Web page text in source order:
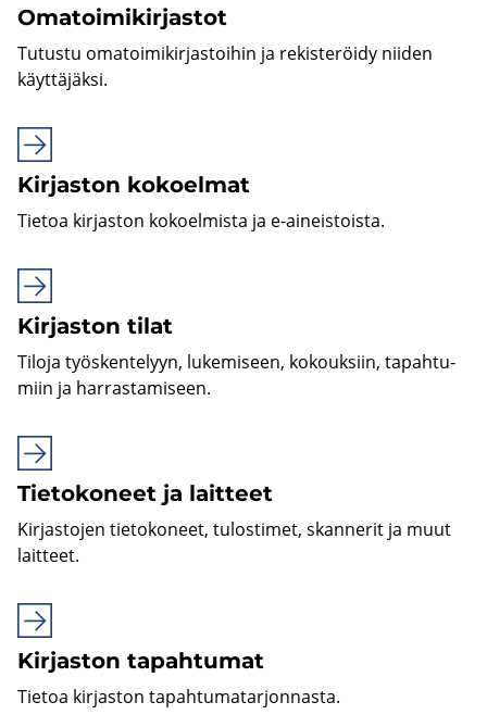
Oma­toi­mi­kir­jas­tot
Tu­tus­tu oma­toi­mi­kir­jas­toi­hin ja re­kis­te­röi­dy nii­den
käyt­tä­jäk­si.
Kir­jas­ton ko­koel­mat
Tie­toa kir­jas­ton ko­koel­mis­ta ja e-​aineistoista.
Kir­jas­ton tilat
Ti­lo­ja työs­ken­te­lyyn, lu­ke­mi­seen, ko­kouk­siin, ta­pah­tu­
miin ja har­ras­ta­mi­seen.
Tie­to­ko­neet ja lait­teet
Kir­jas­to­jen tie­to­ko­neet, tu­los­ti­met, skan­ne­rit ja muut
lait­teet.
Kir­jas­ton ta­pah­tu­mat
Tie­toa kir­jas­ton ta­pah­tu­ma­tar­jon­nas­ta.